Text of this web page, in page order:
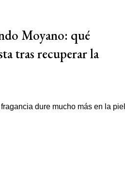
Moyano: qué
tras recuperar la